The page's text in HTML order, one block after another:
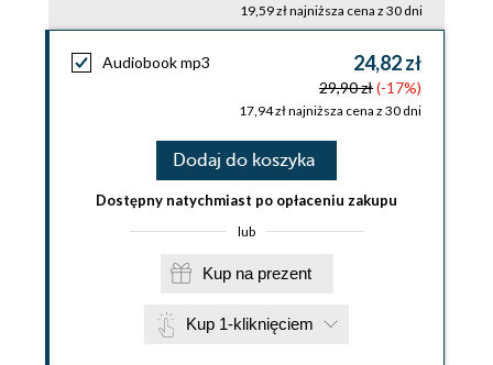
19,59 zł najniższa cena z 30 dni
Audiobook mp3 24,82 zł
29,90 zł(-17%)
17,94 zł najniższa cena z 30 dni
Dodaj do koszyka
Dostępny natychmiast po opłaceniu zakupu
lub
Kup na prezent
Kup 1-kliknięciem